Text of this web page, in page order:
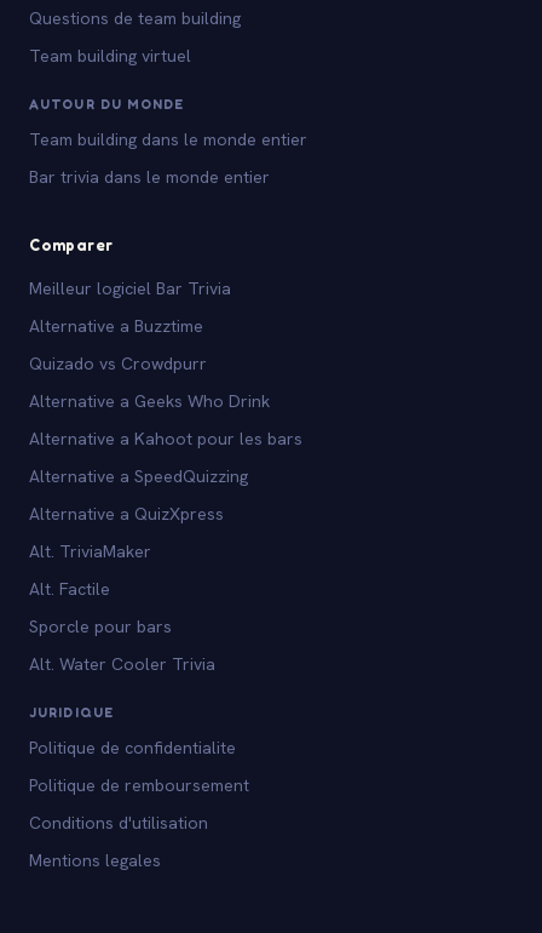
Questions de team building
Team building virtuel
AUTOUR DU MONDE
Team building dans le monde entier
Bar trivia dans le monde entier
Comparer
Meilleur logiciel Bar Trivia
Alternative a Buzztime
Quizado vs Crowdpurr
Alternative a Geeks Who Drink
Alternative a Kahoot pour les bars
Alternative a SpeedQuizzing
Alternative a QuizXpress
Alt. TriviaMaker
Alt. Factile
Sporcle pour bars
Alt. Water Cooler Trivia
JURIDIQUE
Politique de confidentialite
Politique de remboursement
Conditions d'utilisation
Mentions legales